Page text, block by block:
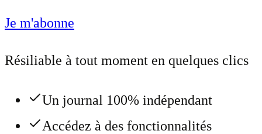
Je m'abonne
Résiliable à tout moment en quelques clics
Un journal 100% indépendant
Accédez à des fonctionnalités